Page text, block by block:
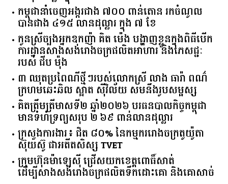
កម្ពុជានាំចេញអង្ករជាង ៧០០ ពាន់តោន រកចំណូល
បានជាង ៤១៥ លានដុល្លារ ក្នុង ៧ ខែ
កូនស្រីច្បងអ្នកឧកញ៉ា គិត ម៉េង បង្ហាញខ្លួនក្នុងពិធីបើក
ការដ្ឋានសាងសង់រោងចក្រផលិតអាហារ និងភេសជ្ជៈ
របស់ ជីប ម៉ុង
៣ ឈុតប្រពៃណីថ្មីៗរបស់លោកស្រី លាង ធារ៉ា ពណ៌
ក្រហមឆេះឆិល ស្អាត ​ស៊ីវិល័យ សមនឹងរូបសម្ផស្ស
គិត​ត្រឹមត្រីមាស​ទី​២​ ​ឆ្នាំ​២០២៦​ បរធន​បាលកិច្ច​កម្ពុជា​ ​
មាន​ទំហំ​ទ្រព្យ​សរុប​ ​២.៦៩​ ​ពាន់លាន​ដុល្លារ​
ក្រសួង​ការងារ​៖ ​ជិត​ ​៨០​% ​នៃ​កម្មករ​រោងចក្រ​តូយ៉ូតា ​
ស៊ុយ​ស៊ូ ​ជា​អតីត​សិស្ស​ ​TVET​
ក្រុមហ៊ុន​ម៉ាឡេស៊ី ជ្រើសយកខេត្ដពោធិ៍សាត់
ដើម្បីសាងសង់រោងចក្រផលិតទឹកដោះគោ និងគោសាច់